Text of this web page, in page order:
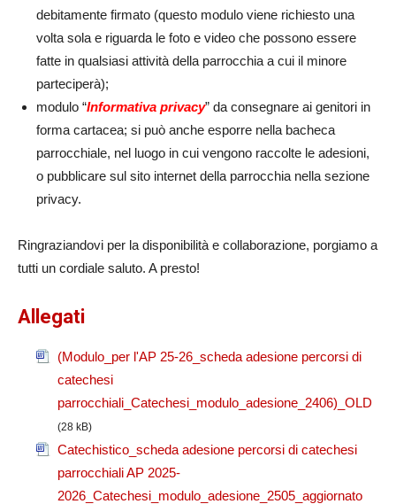
debitamente firmato (questo modulo viene richiesto una
volta sola e riguarda le foto e video che possono essere
fatte in qualsiasi attività della parrocchia a cui il minore
parteciperà);
modulo “Informativa privacy” da consegnare ai genitori in
forma cartacea; si può anche esporre nella bacheca
parrocchiale, nel luogo in cui vengono raccolte le adesioni,
o pubblicare sul sito internet della parrocchia nella sezione
privacy.
Ringraziandovi per la disponibilità e collaborazione, porgiamo a
tutti un cordiale saluto. A presto!
Allegati
(Modulo_per l'AP 25-26_scheda adesione percorsi di
catechesi
parrocchiali_Catechesi_modulo_adesione_2406)_OLD
(28 kB)
Catechistico_scheda adesione percorsi di catechesi
parrocchiali AP 2025-
2026_Catechesi_modulo_adesione_2505_aggiornato